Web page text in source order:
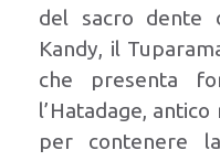
del sacro dente
Kandy, il
che presenta
l’Hatadage,
per contenere